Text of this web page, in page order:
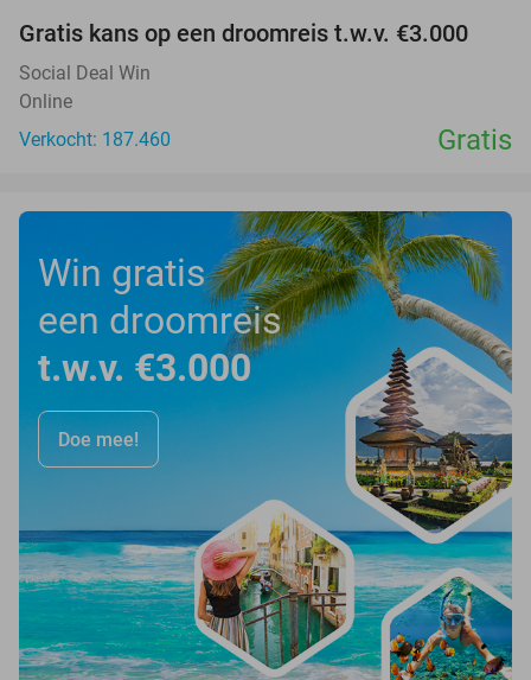
Gratis kans op een droomreis t.w.v. €3.000
Social Deal Win
Online
Verkocht: 187.460
Gratis
Win gratis
een droomreis
t.w.v. €3.000
Doe mee!